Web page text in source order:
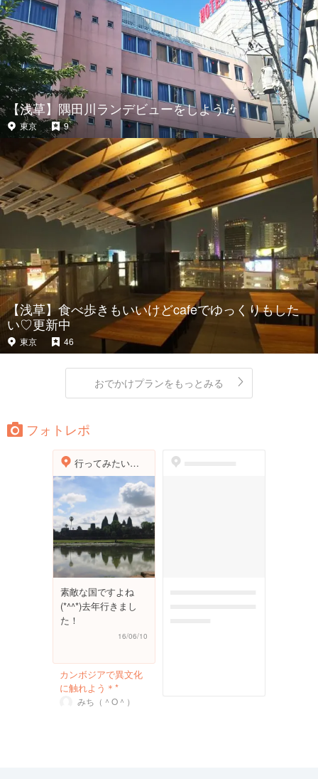
【浅草】隅田川ランデビューをしよう🎶
東京 9
【浅草】食べ歩きもいいけどcafeでゆっくりもした
い♡更新中
東京 46
おでかけプランをもっとみる
フォトレポ
行ってみたい世界遺産１位に選ばれた アンコール・ワット
素敵な国ですよね
(*^^*)去年行きまし
た！
16/06/10
カンボジアで異文化
に触れよう＊*
みち（＾O＾）